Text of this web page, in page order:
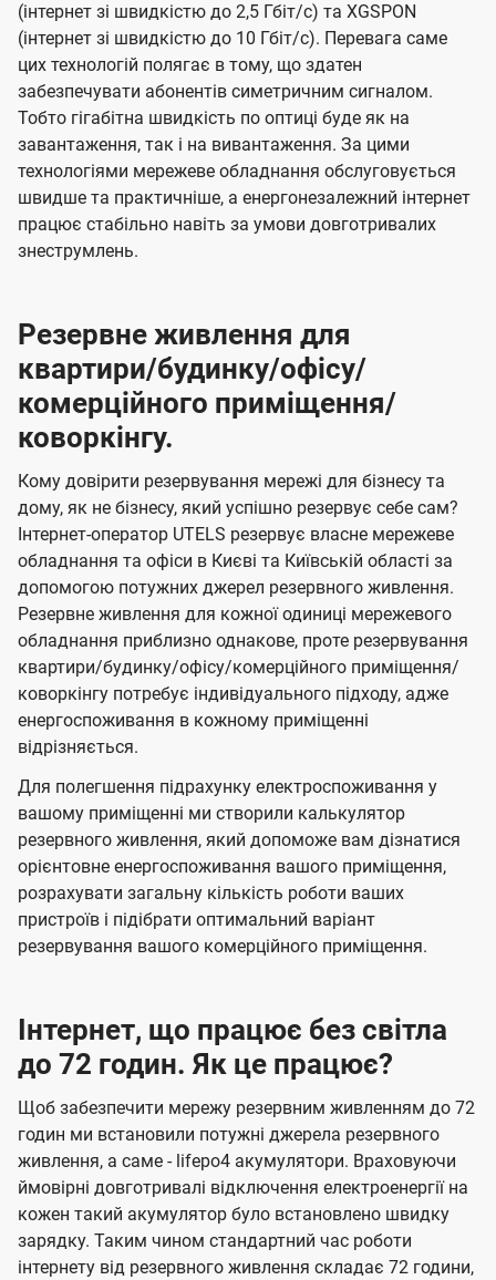
(інтернет зі швидкістю до 2,5 Гбіт/с) та XGSPON
(інтернет зі швидкістю до 10 Гбіт/с). Перевага саме
цих технологій полягає в тому, що здатен
забезпечувати абонентів симетричним сигналом.
Тобто гігабітна швидкість по оптиці буде як на
завантаження, так і на вивантаження. За цими
технологіями мережеве обладнання обслуговується
швидше та практичніше, а енергонезалежний інтернет
працює стабільно навіть за умови довготривалих
знеструмлень.
Резервне живлення для
квартири/будинку/офісу/
комерційного приміщення/
коворкінгу.
Кому довірити резервування мережі для бізнесу та
дому, як не бізнесу, який успішно резервує себе сам?
Інтернет-оператор UTELS резервує власне мережеве
обладнання та офіси в Києві та Київській області за
допомогою потужних джерел резервного живлення.
Резервне живлення для кожної одиниці мережевого
обладнання приблизно однакове, проте резервування
квартири/будинку/офісу/комерційного приміщення/
коворкінгу потребує індивідуального підходу, адже
енергоспоживання в кожному приміщенні
відрізняється.
Для полегшення підрахунку електроспоживання у
вашому приміщенні ми створили калькулятор
резервного живлення, який допоможе вам дізнатися
орієнтовне енергоспоживання вашого приміщення,
розрахувати загальну кількість роботи ваших
пристроїв і підібрати оптимальний варіант
резервування вашого комерційного приміщення.
Інтернет, що працює без світла
до 72 годин. Як це працює?
Щоб забезпечити мережу резервним живленням до 72
годин ми встановили потужні джерела резервного
живлення, а саме - lifepo4 акумулятори. Враховуючи
ймовірні довготривалі відключення електроенергії на
кожен такий акумулятор було встановлено швидку
зарядку. Таким чином стандартний час роботи
інтернету від резервного живлення складає 72 години,